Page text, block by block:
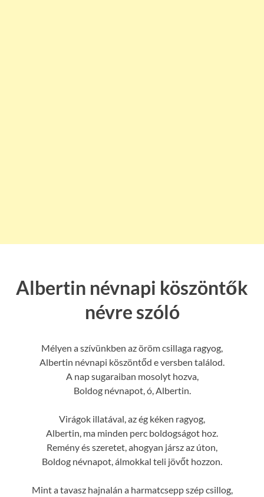
Albertin névnapi köszöntők
névre szóló
Mélyen a szívünkben az öröm csillaga ragyog,
Albertin névnapi köszöntőd e versben találod.
A nap sugaraiban mosolyt hozva,
Boldog névnapot, ó, Albertin.
Virágok illatával, az ég kéken ragyog,
Albertin, ma minden perc boldogságot hoz.
Remény és szeretet, ahogyan jársz az úton,
Boldog névnapot, álmokkal teli jövőt hozzon.
Mint a tavasz hajnalán a harmatcsepp szép csillog,